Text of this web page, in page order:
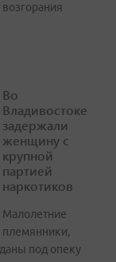
возгорания
Во
Владивостоке
задержали
женщину с
крупной
партией
наркотиков
Малолетние
племянники,
под опеку